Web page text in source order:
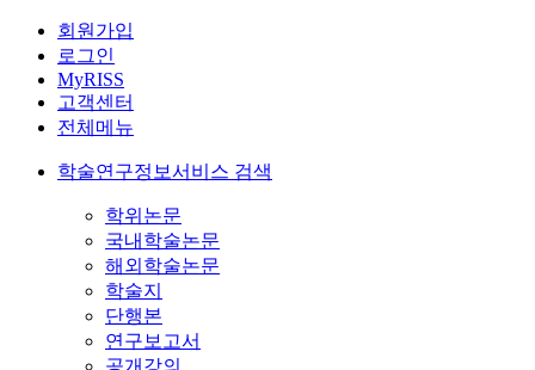
회원가입
로그인
MyRISS
고객센터
전체메뉴
학술연구정보서비스 검색
학위논문
국내학술논문
해외학술논문
학술지
단행본
연구보고서
공개강의